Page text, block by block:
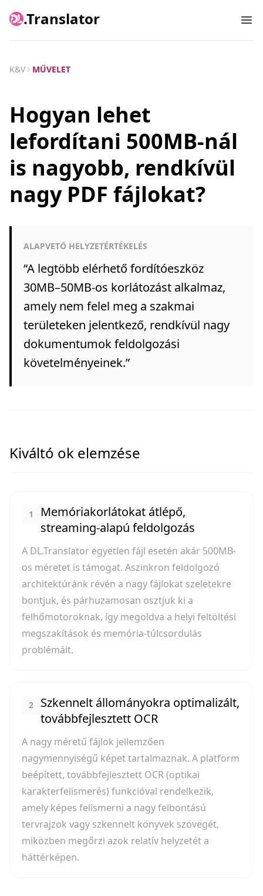
.Translator
K&V MŰVELET
Hogyan lehet
lefordítani 500MB-nál
is nagyobb, rendkívül
nagy PDF fájlokat?
ALAPVETŐ HELYZETÉRTÉKELÉS
“A legtöbb elérhető fordítóeszköz
30MB–50MB-os korlátozást alkalmaz,
amely nem felel meg a szakmai
területeken jelentkező, rendkívül nagy
dokumentumok feldolgozási
követelményeinek.”
Kiváltó ok elemzése
1
Memóriakorlátokat átlépő,
streaming-alapú feldolgozás
A DL.Translator egyetlen fájl esetén akár 500MB-
os méretet is támogat. Aszinkron feldolgozó
architektúránk révén a nagy fájlokat szeletekre
bontjuk, és párhuzamosan osztjuk ki a
felhőmotoroknak, így megoldva a helyi feltöltési
megszakítások és memória-túlcsordulás
problémáit.
2
Szkennelt állományokra optimalizált,
továbbfejlesztett OCR
A nagy méretű fájlok jellemzően
nagymennyiségű képet tartalmaznak. A platform
beépített, továbbfejlesztett OCR (optikai
karakterfelismerés) funkcióval rendelkezik,
amely képes felismerni a nagy felbontású
tervrajzok vagy szkennelt könyvek szövegét,
miközben megőrzi azok relatív helyzetét a
háttérképen.